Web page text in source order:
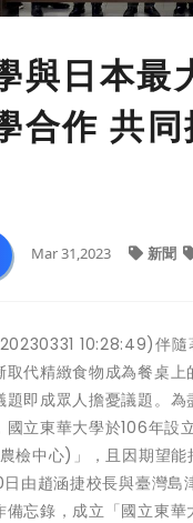
與日本最
合作 共
Mar 31,2023 新聞
10:28:49)伴隨
取代精緻食物成為餐桌上
題即成眾人擔憂議題。為
國立東華大學於106年設
檢中心)」，且因期望能
由趙涵捷校長與臺灣島
備忘錄，成立「國立東